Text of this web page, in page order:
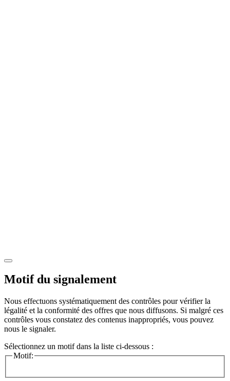
Motif du signalement
Nous effectuons systématiquement des contrôles pour vérifier la
légalité et la conformité des offres que nous diffusons. Si malgré ces
contrôles vous constatez des contenus inappropriés, vous pouvez
nous le signaler.
Sélectionnez un motif dans la liste ci-dessous :
Motif: